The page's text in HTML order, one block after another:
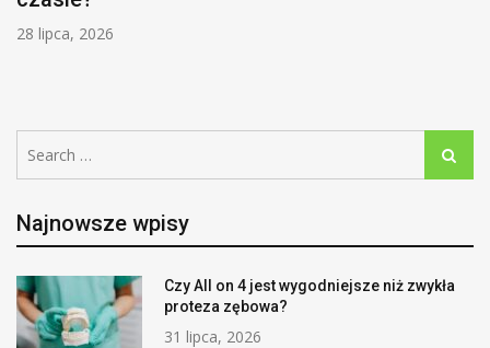
28 lipca, 2026
for:
Search
Najnowsze wpisy
Czy All on 4 jest wygodniejsze niż zwykła
proteza zębowa?
31 lipca, 2026